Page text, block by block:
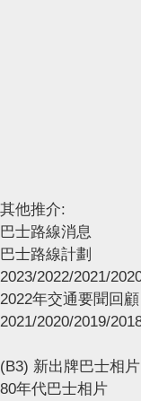
其他推介:
巴士路線消息
巴士路線計劃
2023/2022/2021/
2022年交通要聞回顧
2021/2020/2019/
(B3) 新出牌巴士相片
80年代巴士相片